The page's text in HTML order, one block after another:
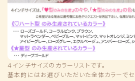
４インチサイズのカラーリストです。
基本的にはお選びいただいた全体カラーでセ
ますが、もしご希望があればリクエストとして
たします。